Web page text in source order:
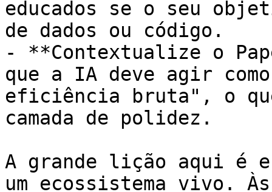
educados se o seu
de dados ou código.
- **Contextualize o
que a IA deve agir
eficiência bruta", o
camada de polidez.
A grande lição aqui é
um ecossistema vivo.